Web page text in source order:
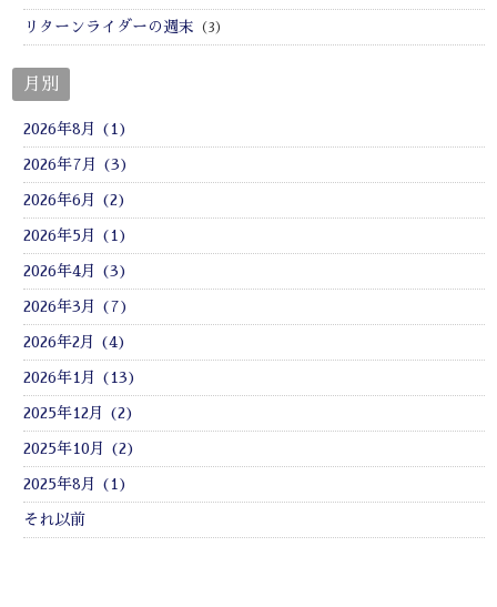
リターンライダーの週末 （3）
月別
2026年8月 (1)
2026年7月 (3)
2026年6月 (2)
2026年5月 (1)
2026年4月 (3)
2026年3月 (7)
2026年2月 (4)
2026年1月 (13)
2025年12月 (2)
2025年10月 (2)
2025年8月 (1)
それ以前